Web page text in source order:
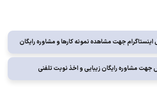
اینستاگرام جهت مشاهده نمونه کارها و مشاوره رایگان
جهت مشاوره رايگان زيبايی و اخذ نوبت تلفنی